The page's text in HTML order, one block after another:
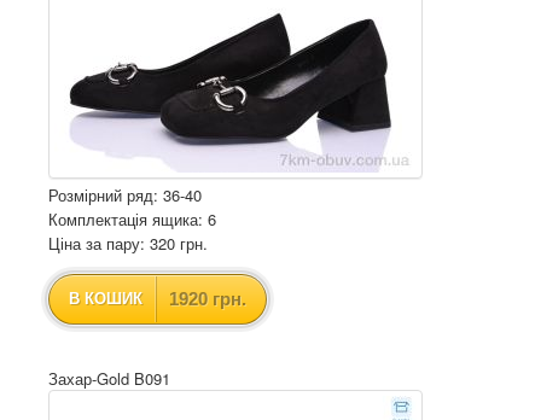
Розмірний ряд: 36-40
Комплектація ящика: 6
Ціна за пару: 320 грн.
В КОШИК 1920 грн.
Захар-Gold B091